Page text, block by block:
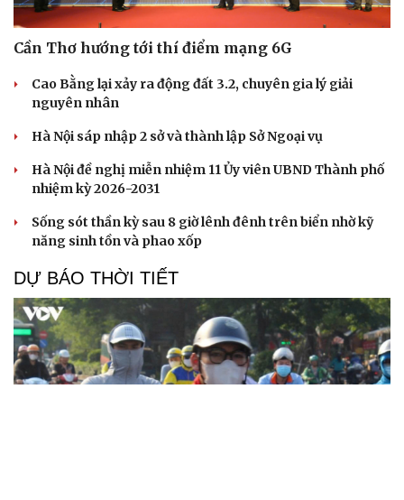
Cần Thơ hướng tới thí điểm mạng 6G
Cao Bằng lại xảy ra động đất 3.2, chuyên gia lý giải
nguyên nhân
Hà Nội sáp nhập 2 sở và thành lập Sở Ngoại vụ
Hà Nội đề nghị miễn nhiệm 11 Ủy viên UBND Thành phố
nhiệm kỳ 2026-2031
Sống sót thần kỳ sau 8 giờ lênh đênh trên biển nhờ kỹ
năng sinh tồn và phao xốp
DỰ BÁO THỜI TIẾT